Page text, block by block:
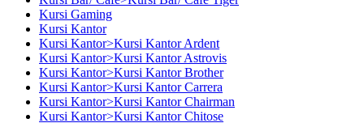
Kursi Gaming
Kursi Kantor
Kursi Kantor>Kursi Kantor Ardent
Kursi Kantor>Kursi Kantor Astrovis
Kursi Kantor>Kursi Kantor Brother
Kursi Kantor>Kursi Kantor Carrera
Kursi Kantor>Kursi Kantor Chairman
Kursi Kantor>Kursi Kantor Chitose